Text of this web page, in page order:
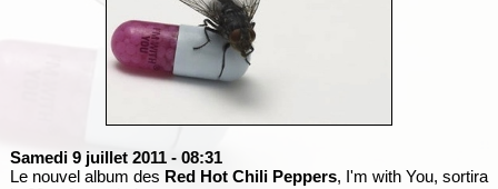
Samedi 9 juillet 2011 - 08:31
Le nouvel album des Red Hot Chili Peppers, I'm with You, sortira